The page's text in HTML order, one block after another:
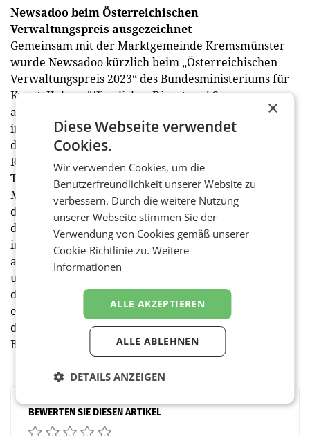
Newsadoo beim Österreichischen
Verwaltungspreis ausgezeichnet
Gemeinsam mit der Marktgemeinde Kremsmünster
wurde Newsadoo kürzlich beim „Österreichischen
Verwaltungspreis 2023“ des Bundesministeriums für
Kunst, Kultur, öffentlicher Dienst und Sport
ausgezeichnet. Kremsmünster war die Erste von
insgesamt zwanzig oberösterreichischen Gemeinden,
die vollautomatische News-Plattformen für ihre
Regionen nutzen. Alle relevanten News-Beiträge aus
Tageszeitungen, Regionalmedien, Blogs und Social
Media werden automatisch zusammengeführt und in
die digitalen Kanäle der Gemeinden integriert. Ziel
des Projektes war es, den Informationsaustausch
innerhalb von Gemeinden tagesaktuell zu
automatisieren und dabei alle Vereine, Unternehmen
und Organisationen im Ort einzubinden, ohne dass
dafür ein zusätzlicher Aufwand in der Verwaltung
entsteht. Die Gemeinde-Webseiten und Apps werden
dadurch zu einem zentralen Knotenpunkt für die
Bevölkerung.
BEWERTEN SIE DIESEN ARTIKEL
×
Diese Webseite verwendet
Cookies.
Wir verwenden Cookies, um die
Benutzerfreundlichkeit unserer Website zu
verbessern. Durch die weitere Nutzung
unserer Webseite stimmen Sie der
Verwendung von Cookies gemäß unserer
Cookie-Richtlinie zu.Weitere
Informationen
ALLE AKZEPTIEREN
ALLE ABLEHNEN
DETAILS ANZEIGEN